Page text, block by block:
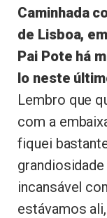
Caminhada
de Lisboa,
Pai Pote há
lo neste
Lembro que
com a
fiquei
incansável
estávamos